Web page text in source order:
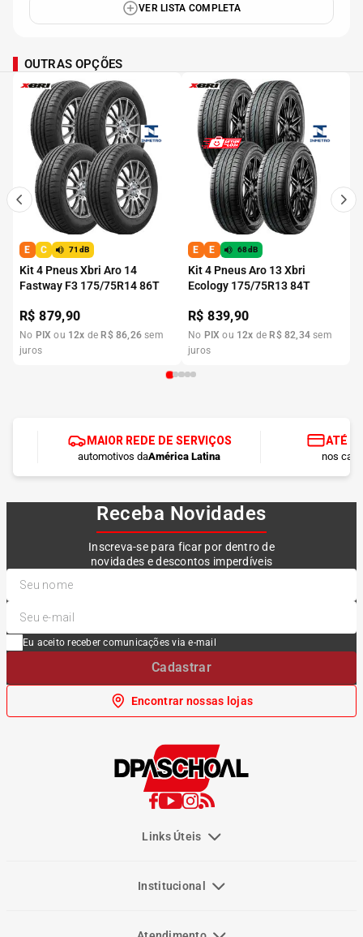
VER LISTA COMPLETA
OUTRAS OPÇÕES
E C 71dB
Kit 4 Pneus Xbri Aro 14
Fastway F3 175/75R14 86T
R$879,90
No PIX ou 12x de R$ 86,26 sem
juros
E E 68dB
Kit 4 Pneus Aro 13 Xbri
Ecology 175/75R13 84T
R$839,90
No PIX ou 12x de R$ 82,34 sem
juros
MAIOR REDE DE SERVIÇOS
automotivos daAmérica Latina
ATÉ
nos
Receba Novidades
Inscreva-se para ficar por dentro de
novidades e descontos imperdíveis
Eu aceito receber comunicações via e-mail
Cadastrar
Encontrar nossas lojas
Links Úteis
Institucional